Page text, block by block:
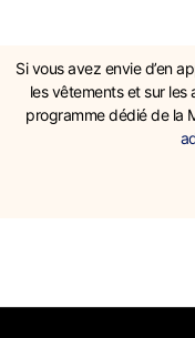
Si vous avez envie d’en
les vêtements et sur
programme dédié de la